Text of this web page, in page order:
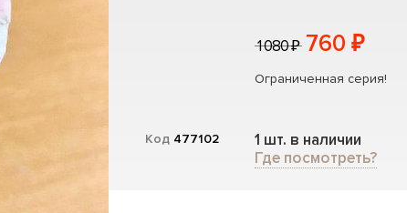
Код 477102
1 080 ₽ 760 ₽
Ограниченная серия!
1 шт. в наличии
Где посмотреть?